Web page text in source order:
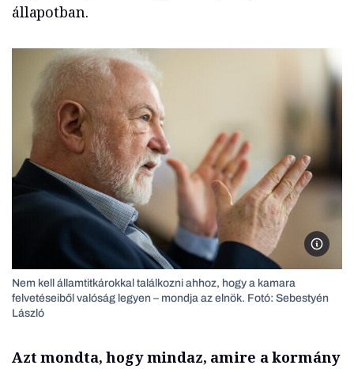
állapotban.
Nem kell államtitkárokkal találkozni ahhoz, hogy a kamara
felvetéseiből valóság legyen – mondja az elnök. Fotó: Sebestyén
László
Azt mondta, hogy mindaz, amire a kormány